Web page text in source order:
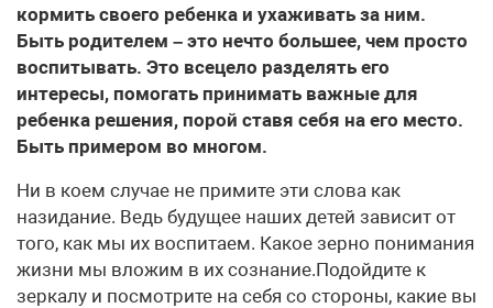
кормить своего ребенка и ухаживать за ним.
Быть родителем – это нечто большее, чем просто
воспитывать. Это всецело разделять его
интересы, помогать принимать важные для
ребенка решения, порой ставя себя на его место.
Быть примером во многом.
Ни в коем случае не примите эти слова как
назидание. Ведь будущее наших детей зависит от
того, как мы их воспитаем. Какое зерно понимания
жизни мы вложим в их сознание.Подойдите к
зеркалу и посмотрите на себя со стороны, какие вы